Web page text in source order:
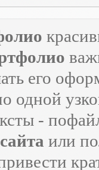
его
одной
-
или